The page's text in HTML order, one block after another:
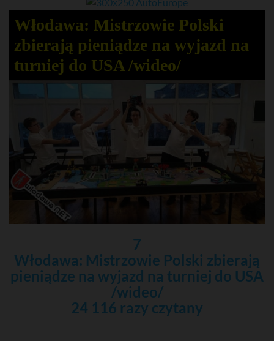
Włodawa: Mistrzowie Polski
zbierają pieniądze na wyjazd na
turniej do USA /wideo/
7
Włodawa: Mistrzowie Polski zbierają
pieniądze na wyjazd na turniej do USA
/wideo/
24 116 razy czytany